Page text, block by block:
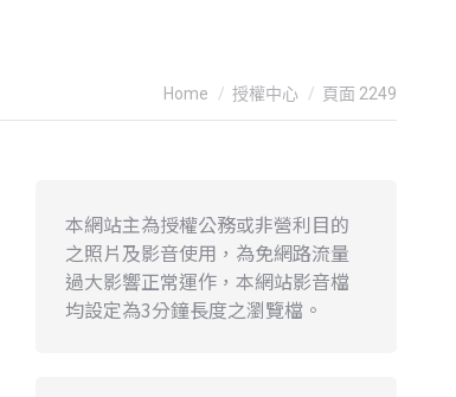
You are here:
Home 授權中心 頁面 2249
本網站主為授權公務或非營利目的
之照片及影音使用，為免網路流量
過大影響正常運作，本網站影音檔
均設定為3分鐘長度之瀏覽檔。